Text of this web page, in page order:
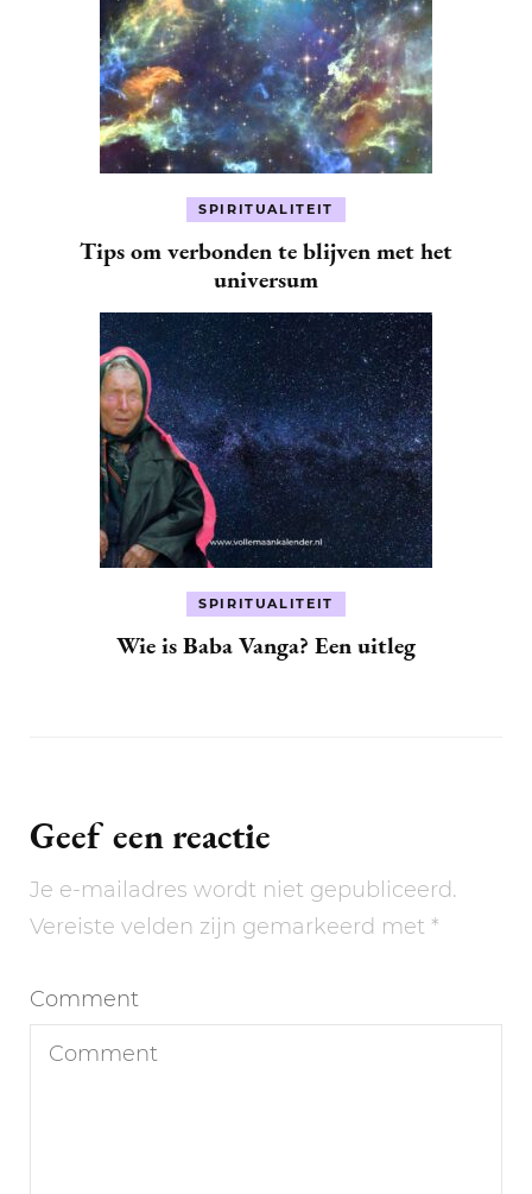
SPIRITUALITEIT
Tips om verbonden te blijven met het
universum
SPIRITUALITEIT
Wie is Baba Vanga? Een uitleg
Geef een reactie
Je e-mailadres wordt niet gepubliceerd.
Vereiste velden zijn gemarkeerd met *
Comment